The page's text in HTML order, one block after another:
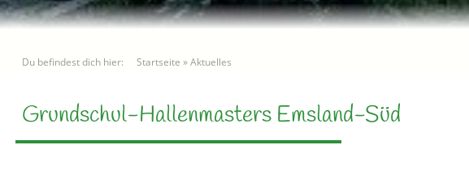
Du befindest dich hier: Startseite »Aktuelles
Grundschul-Hallenmasters Emsland-Süd